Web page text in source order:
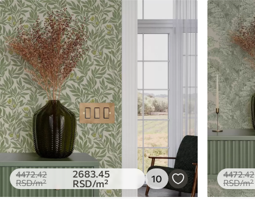
4472.42
RSD/m²
2683.45
RSD/m² 10 4472.42
RSD/m²